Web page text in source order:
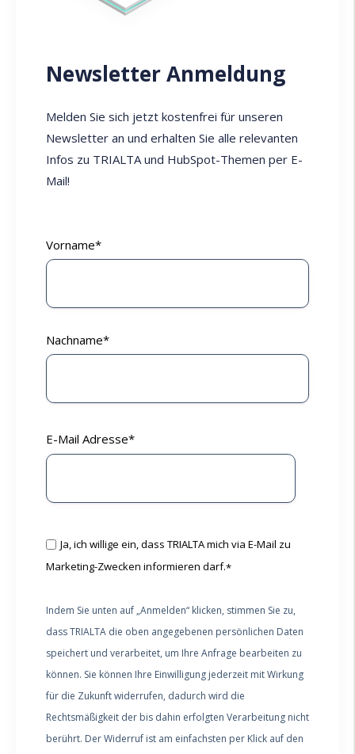
Newsletter Anmeldung
Melden Sie sich jetzt kostenfrei für unseren
Newsletter an und erhalten Sie alle relevanten
Infos zu TRIALTA und HubSpot-Themen per E-
Mail!
Vorname*
Nachname*
E-Mail Adresse*
Ja, ich willige ein, dass TRIALTA mich via E-Mail zu
Marketing-Zwecken informieren darf.*
Indem Sie unten auf „Anmelden“ klicken, stimmen Sie zu,
dass TRIALTA die oben angegebenen persönlichen Daten
speichert und verarbeitet, um Ihre Anfrage bearbeiten zu
können. Sie können Ihre Einwilligung jederzeit mit Wirkung
für die Zukunft widerrufen, dadurch wird die
Rechtsmäßigkeit der bis dahin erfolgten Verarbeitung nicht
berührt. Der Widerruf ist am einfachsten per Klick auf den